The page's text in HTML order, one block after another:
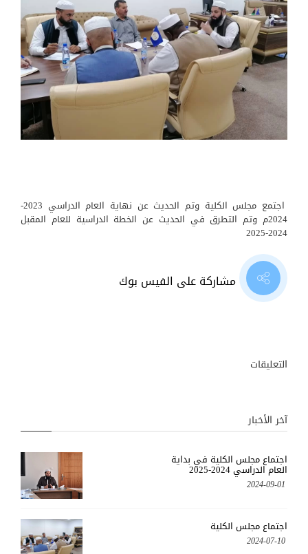
اجتمع مجلس الكلية وتم الحديث عن نهاية العام الدراسي 2023-
2024م وتم التطرق في الحديث عن الخطة الدراسية للعام المقبل
2024-2025
مشاركة على الفيس بوك
التعليقات
آخر الأخبار
اجتماع مجلس الكلية في بداية
العام الدراسي 2024-2025
2024-09-01
اجتماع مجلس الكلية
2024-07-10